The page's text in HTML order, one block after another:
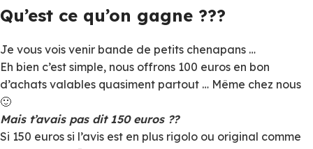
Qu’est ce qu’on gagne ???
Je vous vois venir bande de petits chenapans …
Eh bien c’est simple, nous offrons 100 euros en bon
d’achats valables quasiment partout … Même chez nous
🙂
Mais t’avais pas dit 150 euros ??
Si 150 euros si l’avis est en plus rigolo ou original comme